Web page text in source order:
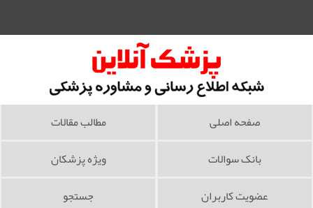
صفحه اصلی
مطالب مقالات
بانک سوالات
ویژه پزشکان
عضویت کاربران
جستجو